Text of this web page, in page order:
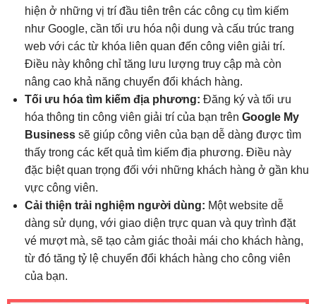
hiện ở những vị trí đầu tiên trên các công cụ tìm kiếm
như Google, cần tối ưu hóa nội dung và cấu trúc trang
web với các từ khóa liên quan đến công viên giải trí.
Điều này không chỉ tăng lưu lượng truy cập mà còn
nâng cao khả năng chuyển đổi khách hàng.
Tối ưu hóa tìm kiếm địa phương: Đăng ký và tối ưu
hóa thông tin công viên giải trí của bạn trên Google My
Business sẽ giúp công viên của bạn dễ dàng được tìm
thấy trong các kết quả tìm kiếm địa phương. Điều này
đặc biệt quan trọng đối với những khách hàng ở gần khu
vực công viên.
Cải thiện trải nghiệm người dùng: Một website dễ
dàng sử dụng, với giao diện trực quan và quy trình đặt
vé mượt mà, sẽ tạo cảm giác thoải mái cho khách hàng,
từ đó tăng tỷ lệ chuyển đổi khách hàng cho công viên
của bạn.